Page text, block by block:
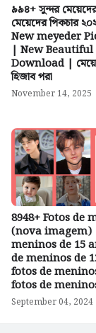
৯৯৪+ সুন্দর
মেয়েদের পিকচার
New meyeder
| New
Download |
হিজাব পরা
November 14, 2025
8948+ Fotos de
(nova imagem)
meninos de 15
de meninos de
fotos de
fotos de
September 04, 2024